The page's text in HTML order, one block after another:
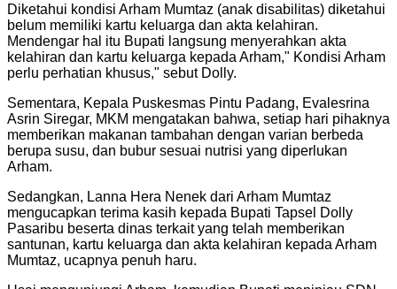
Diketahui kondisi Arham Mumtaz (anak disabilitas) diketahui
belum memiliki kartu keluarga dan akta kelahiran.
Mendengar hal itu Bupati langsung menyerahkan akta
kelahiran dan kartu keluarga kepada Arham," Kondisi Arham
perlu perhatian khusus," sebut Dolly.
Sementara, Kepala Puskesmas Pintu Padang, Evalesrina
Asrin Siregar, MKM mengatakan bahwa, setiap hari pihaknya
memberikan makanan tambahan dengan varian berbeda
berupa susu, dan bubur sesuai nutrisi yang diperlukan
Arham.
Sedangkan, Lanna Hera Nenek dari Arham Mumtaz
mengucapkan terima kasih kepada Bupati Tapsel Dolly
Pasaribu beserta dinas terkait yang telah memberikan
santunan, kartu keluarga dan akta kelahiran kepada Arham
Mumtaz, ucapnya penuh haru.